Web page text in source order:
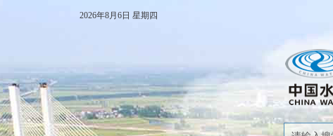
2026年8月6日 星期四